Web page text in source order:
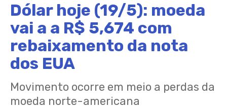
Dólar hoje (19/5): moeda
vai a a R$ 5,674 com
rebaixamento da nota
dos EUA
Movimento ocorre em meio a perdas da
moeda norte-americana